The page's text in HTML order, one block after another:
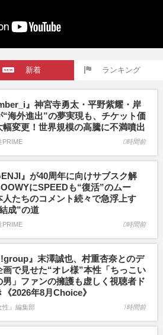
新着 ランキング
』神宮寺勇太・平野紫耀・岸
“海外進出”の夢実現も、チケット価
幅変更！世界規模の高騰に不満噴出
PRIME 0時間前
』が40周年に向けサブスク解
にSPEEDも“復活”のムー
人たちのコメント続々で急浮上す
成”の道
PRIME 0時間前
!group』末澤誠也、村重杏奈とのデ
画で見せた“オレ様”本性「ちっこい
男」ファンの擁護も虚しく視聴者ド
《2026年8月Choice》
性』編集部 1時間前